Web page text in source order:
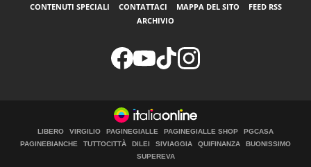
CONTENUTI SPECIALI CONTATTACI MAPPA DEL SITO
FEED RSS
ARCHIVIO
LIBERO VIRGILIO PAGINEGIALLE PAGINEGIALLE SHOP
PGCASA
PAGINEBIANCHE
TUTTOCITTÀ DILEI SIVIAGGIA QUIFINANZA
BUONISSIMO
SUPEREVA